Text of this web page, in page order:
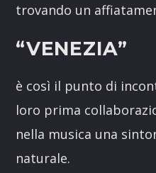
trovando un
“VENEZIA”
è così il punto di
loro prima
nella musica una
naturale.